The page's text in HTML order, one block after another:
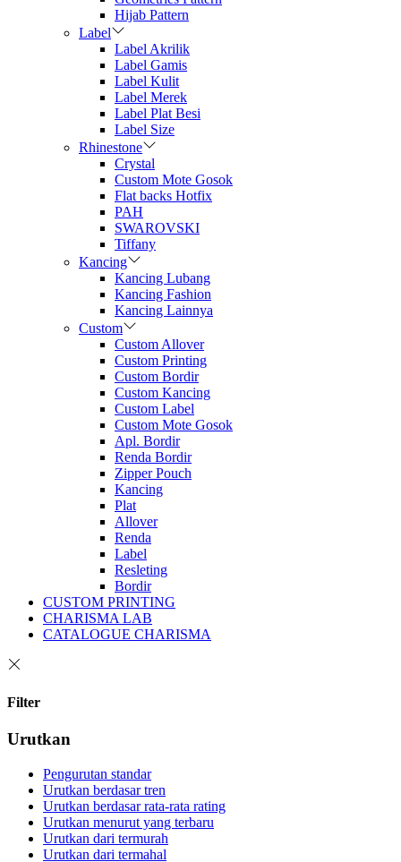
Hijab Pattern
Label
Label Akrilik
Label Gamis
Label Kulit
Label Merek
Label Plat Besi
Label Size
Rhinestone
Crystal
Custom Mote Gosok
Flat backs Hotfix
PAH
SWAROVSKI
Tiffany
Kancing
Kancing Lubang
Kancing Fashion
Kancing Lainnya
Custom
Custom Allover
Custom Printing
Custom Bordir
Custom Kancing
Custom Label
Custom Mote Gosok
Apl. Bordir
Renda Bordir
Zipper Pouch
Kancing
Plat
Allover
Renda
Label
Resleting
Bordir
CUSTOM PRINTING
CHARISMA LAB
CATALOGUE CHARISMA
Filter
Urutkan
Pengurutan standar
Urutkan berdasar tren
Urutkan berdasar rata-rata rating
Urutkan menurut yang terbaru
Urutkan dari termurah
Urutkan dari termahal